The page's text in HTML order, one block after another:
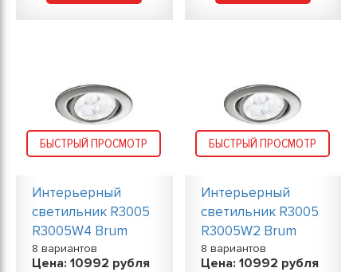
БЫСТРЫЙ ПРОСМОТР
Интерьерный
светильник R3005
R3005W4 Brum
8 вариантов
Цена: 10992 рубля
БЫСТРЫЙ ПРОСМОТР
Интерьерный
светильник R3005
R3005W2 Brum
8 вариантов
Цена: 10992 рубля